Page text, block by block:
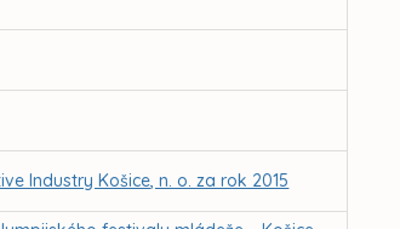
Industry Košice, n. o. za rok 2015